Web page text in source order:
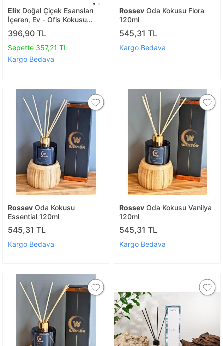
Elix Doğal Çiçek Esansları
İçeren, Ev - Ofis Kokusu
100ml. - Okaliptus, Lavanta
396,90 TL
Sepette 357,21 TL
Kargo Bedava
Rossev Oda Kokusu Flora
120ml
545,31 TL
Kargo Bedava
Rossev Oda Kokusu
Essential 120ml
545,31 TL
Kargo Bedava
Rossev Oda Kokusu Vanilya
120ml
545,31 TL
Kargo Bedava